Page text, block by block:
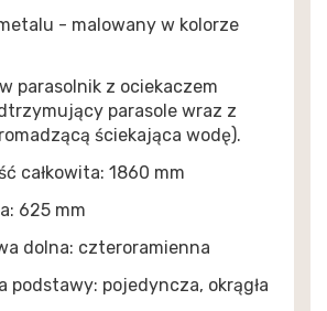
- malowany w kolorze
parasolnik z ociekaczem
parasole wraz z
ściekająca wodę).
całkowita: 1860 mm
625 mm
dolna: czteroramienna
podstawy: pojedyncza, okrągła